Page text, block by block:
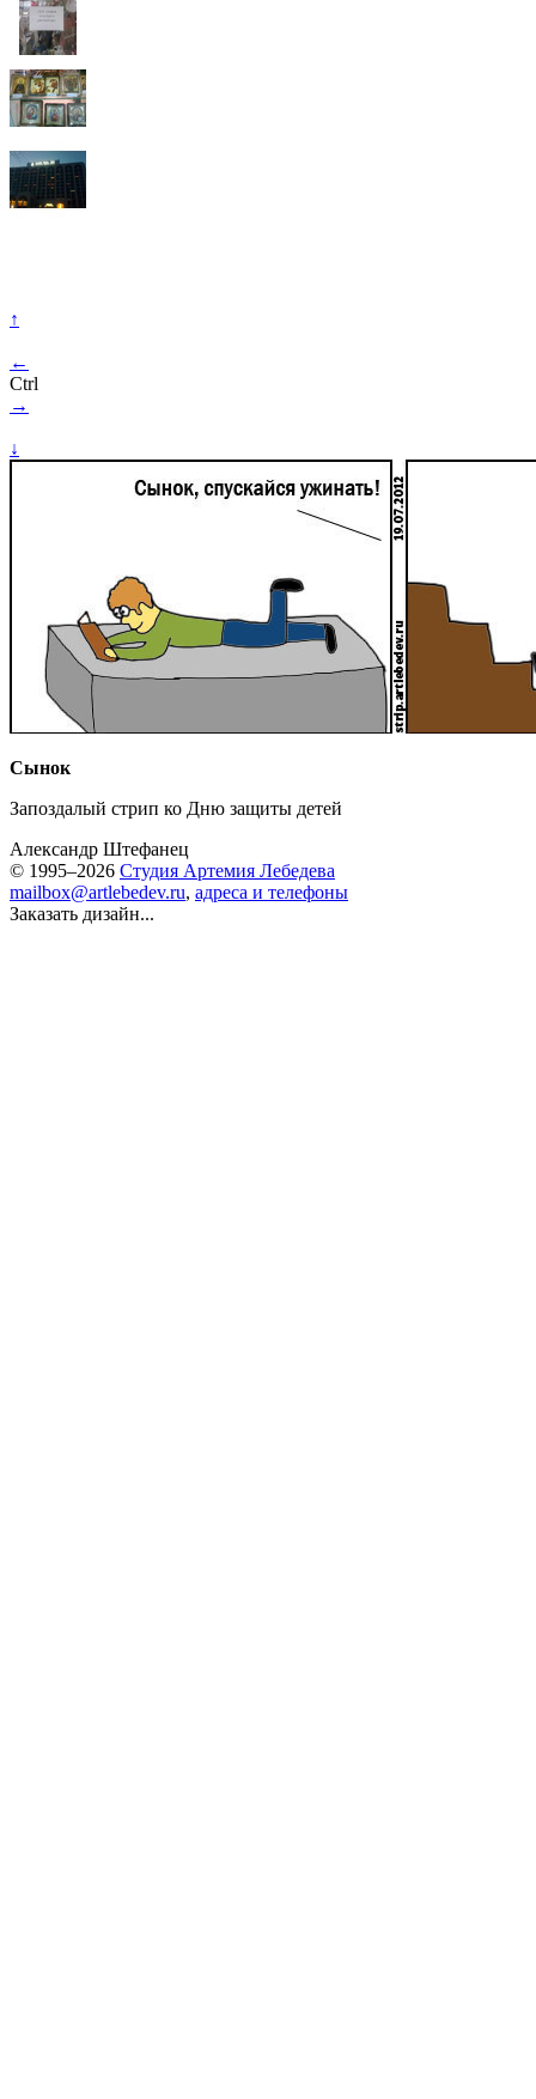
↑
←
Ctrl
→
↓
Сынок
Запоздалый стрип ко Дню защиты детей
Александр Штефанец
© 1995–2026 Студия Артемия Лебедева
mailbox@artlebedev.ru, адреса и телефоны
Заказать дизайн...